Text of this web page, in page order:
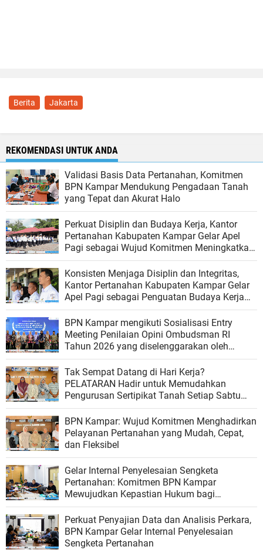
Berita Jakarta
REKOMENDASI UNTUK ANDA
Validasi Basis Data Pertanahan, Komitmen
BPN Kampar Mendukung Pengadaan Tanah
yang Tepat dan Akurat Halo
Perkuat Disiplin dan Budaya Kerja, Kantor
Pertanahan Kabupaten Kampar Gelar Apel
Pagi sebagai Wujud Komitmen Meningkatkan
Kualitas Pelayanan
Konsisten Menjaga Disiplin dan Integritas,
Kantor Pertanahan Kabupaten Kampar Gelar
Apel Pagi sebagai Penguatan Budaya Kerja
Organisasi
BPN Kampar mengikuti Sosialisasi Entry
Meeting Penilaian Opini Ombudsman RI
Tahun 2026 yang diselenggarakan oleh
Ombudsman RI
Tak Sempat Datang di Hari Kerja?
PELATARAN Hadir untuk Memudahkan
Pengurusan Sertipikat Tanah Setiap Sabtu
dan Minggu
BPN Kampar: Wujud Komitmen Menghadirkan
Pelayanan Pertanahan yang Mudah, Cepat,
dan Fleksibel
Gelar Internal Penyelesaian Sengketa
Pertanahan: Komitmen BPN Kampar
Mewujudkan Kepastian Hukum bagi
Masyarakat
Perkuat Penyajian Data dan Analisis Perkara,
BPN Kampar Gelar Internal Penyelesaian
Sengketa Pertanahan